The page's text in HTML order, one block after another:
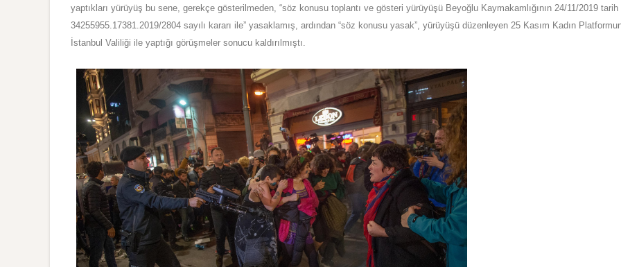
yaptıkları yürüyüş bu sene, gerekçe gösterilmeden, “söz konusu toplantı ve gösteri yürüyüşü Beyoğlu Kaymakamlığının 24/11/2019 tarih
34255955.17381.2019/2804 sayılı kararı ile” yasaklamış, ardından “söz konusu yasak”, yürüyüşü düzenleyen 25 Kasım Kadın
İstanbul Valiliği ile yaptığı görüşmeler sonucu kaldırılmıştı.